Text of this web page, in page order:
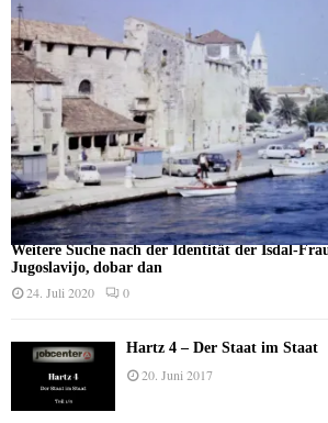
Weitere Suche nach der Identität der Isdal-
Jugoslavijo, dobar dan
24. Juli 2020 0
Hartz 4 – Der Staat im Staat
20. Juni 2017